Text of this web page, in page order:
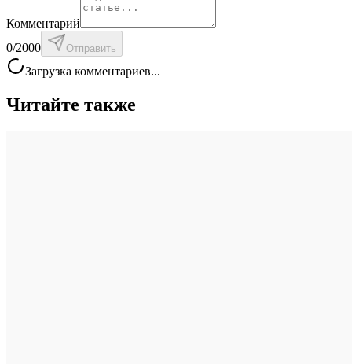
Комментарий
0/2000 Отправить
Загрузка комментариев...
Читайте также